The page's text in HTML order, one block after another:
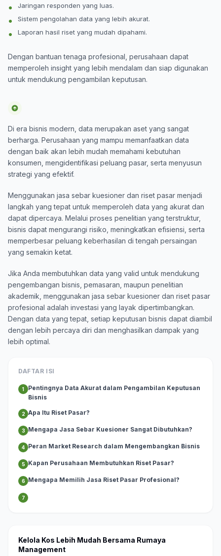
Jaringan responden yang luas.
Sistem pengolahan data yang lebih akurat.
Laporan hasil riset yang mudah dipahami.
Dengan bantuan tenaga profesional, perusahaan dapat
memperoleh insight yang lebih mendalam dan siap digunakan
untuk mendukung pengambilan keputusan.
Di era bisnis modern, data merupakan aset yang sangat
berharga. Perusahaan yang mampu memanfaatkan data
dengan baik akan lebih mudah memahami kebutuhan
konsumen, mengidentifikasi peluang pasar, serta menyusun
strategi yang efektif.
Menggunakan jasa sebar kuesioner dan riset pasar menjadi
langkah yang tepat untuk memperoleh data yang akurat dan
dapat dipercaya. Melalui proses penelitian yang terstruktur,
bisnis dapat mengurangi risiko, meningkatkan efisiensi, serta
memperbesar peluang keberhasilan di tengah persaingan
yang semakin ketat.
Jika Anda membutuhkan data yang valid untuk mendukung
pengembangan bisnis, pemasaran, maupun penelitian
akademik, menggunakan jasa sebar kuesioner dan riset pasar
profesional adalah investasi yang layak dipertimbangkan.
Dengan data yang tepat, setiap keputusan bisnis dapat diambil
dengan lebih percaya diri dan menghasilkan dampak yang
lebih optimal.
DAFTAR ISI
1
Pentingnya Data Akurat dalam Pengambilan Keputusan
Bisnis
2 Apa Itu Riset Pasar?
3 Mengapa Jasa Sebar Kuesioner Sangat Dibutuhkan?
4 Peran Market Research dalam Mengembangkan Bisnis
5 Kapan Perusahaan Membutuhkan Riset Pasar?
6 Mengapa Memilih Jasa Riset Pasar Profesional?
7
Kelola Kos Lebih Mudah Bersama Rumaya
Management